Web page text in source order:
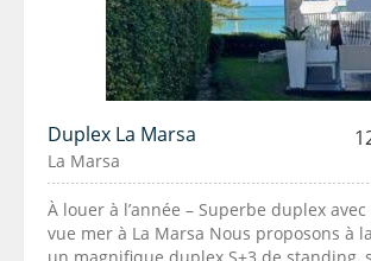
Duplex La Marsa
La Marsa
À louer à l’année – Superbe duplex
vue mer à La Marsa Nous proposons à